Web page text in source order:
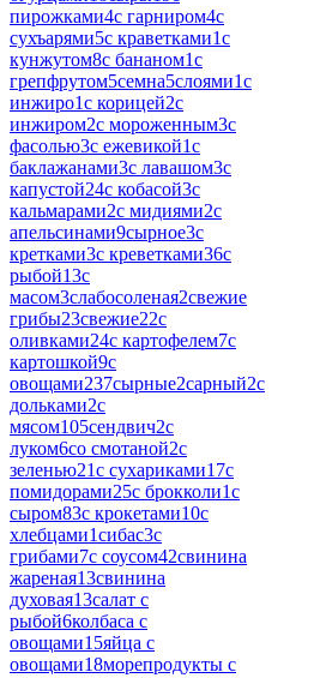
пирожками4с гарниром4с
сухъарями5с краветками1с
кунжутом8с бананом1с
грепфрутом5семна5слоями1с
инжиро1с корицей2с
инжиром2с мороженным3с
фасолью3с ежевикой1с
баклажанами3с лавашом3с
капустой24с кобасой3с
кальмарами2с мидиями2с
апельсинами9сырное3с
кретками3с креветками36с
рыбой13с
масом3слабосоленая2свежие
грибы23свежие22с
оливками24с картофелем7с
картошкой9с
овощами237сырные2сарный2с
дольками2с
мясом105сендвич2с
луком6со смотаной2с
зеленью21с сухариками17с
помидорами25с брокколи1с
сыром83с крокетами10с
хлебцами1сибас3с
грибами7с соусом42свинина
жареная13свинина
духовая13салат с
рыбой6колбаса с
овощами15яйца с
овощами18морепродукты с